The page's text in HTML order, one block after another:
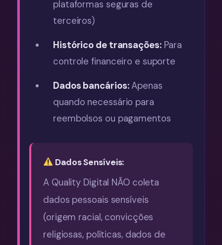
plataformas seguras de
terceiros)
Histórico de transações:Para
controle financeiro e suporte
Dados bancários:Apenas
quando necessário para
reembolsos ou pagamentos
Dados Sensíveis:
A Quality Digital NÃO coleta
dados pessoais sensíveis
(origem racial, convicções
religiosas, políticas, dados de